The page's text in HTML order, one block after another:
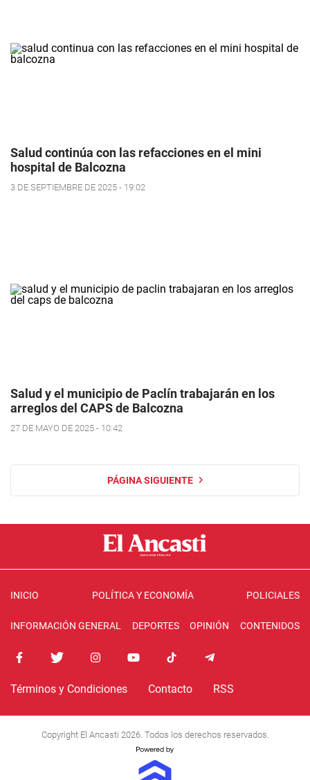
Salud continúa con las refacciones en el mini
hospital de Balcozna
3 DE SEPTIEMBRE DE 2025 - 19:02
Salud y el municipio de Paclín trabajarán en los
arreglos del CAPS de Balcozna
27 DE MAYO DE 2025 - 10:42
PÁGINA SIGUIENTE
INICIO POLÍTICA Y ECONOMÍA POLICIALES
INFORMACIÓN GENERAL DEPORTES OPINIÓN CONTENIDOS
Términos y Condiciones Contacto RSS
Copyright El Ancasti 2026. Todos los derechos reservados.